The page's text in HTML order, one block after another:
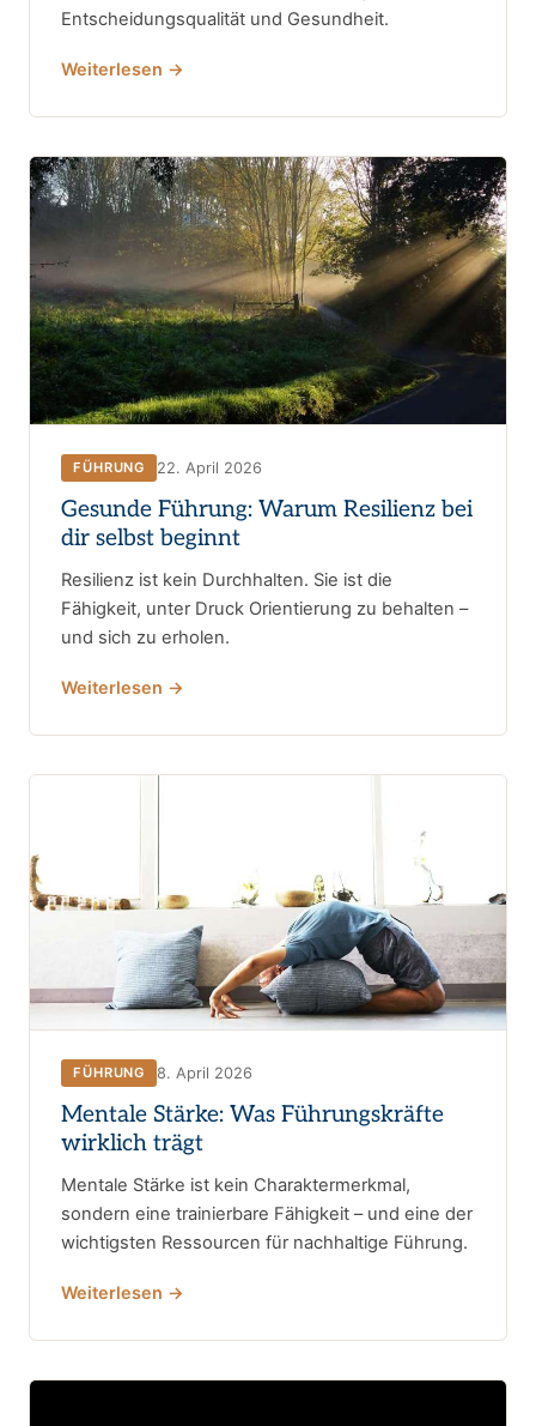
Entscheidungsqualität und Gesundheit.
Weiterlesen →
FÜHRUNG 22. April 2026
Gesunde Führung: Warum Resilienz bei
dir selbst beginnt
Resilienz ist kein Durchhalten. Sie ist die
Fähigkeit, unter Druck Orientierung zu behalten –
und sich zu erholen.
Weiterlesen →
FÜHRUNG 8. April 2026
Mentale Stärke: Was Führungskräfte
wirklich trägt
Mentale Stärke ist kein Charaktermerkmal,
sondern eine trainierbare Fähigkeit – und eine der
wichtigsten Ressourcen für nachhaltige Führung.
Weiterlesen →